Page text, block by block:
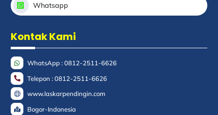
Whatsapp
Kontak Kami
WhatsApp : 0812-2511-6626
Telepon : 0812-2511-6626
www.laskarpendingin.com
Bogor-Indonesia